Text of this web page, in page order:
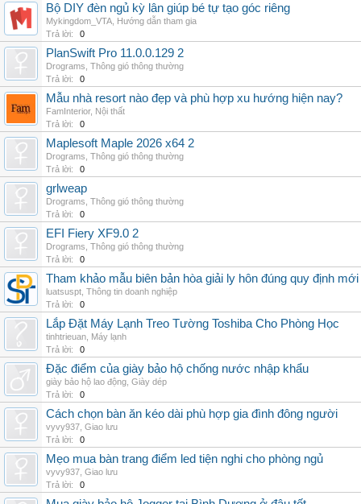
Bộ DIY đèn ngủ kỳ lân giúp bé tự tạo góc riêng
Mykingdom_VTA Hướng dẫn tham gia
Trả lời:
0
PlanSwift Pro 11.0.0.129 2
Drograms Thông gió thông thường
Trả lời:
0
Mẫu nhà resort nào đẹp và phù hợp xu hướng hiện nay?
FamInterior, Nội thất
Trả lời:
0
Maplesoft Maple 2026 x64 2
Drograms Thông gió thông thường
Trả lời:
0
grlweap
Drograms Thông gió thông thường
Trả lời:
0
EFI Fiery XF9.0 2
Drograms Thông gió thông thường
Trả lời:
0
Tham khảo mẫu biên bản hòa giải ly hôn đúng quy định mới
luatsuspt Thông tin doanh nghiệp
Trả lời:
0
Lắp Đặt Máy Lạnh Treo Tường Toshiba Cho Phòng Học
tinhtrieuan Máy lạnh
Trả lời:
0
Đặc điểm của giày bảo hộ chống nước nhập khẩu
giày bảo hộ lao động Giày dép
Trả lời:
0
Cách chọn bàn ăn kéo dài phù hợp gia đình đông người
vyvy937 Giao lưu
Trả lời:
0
Mẹo mua bàn trang điểm led tiện nghi cho phòng ngủ
vyvy937 Giao lưu
Trả lời:
0